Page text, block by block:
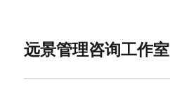
远景管理咨询工作室